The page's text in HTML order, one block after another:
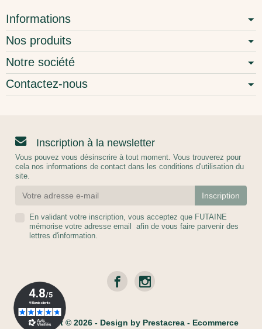
Informations
Nos produits
Notre société
Contactez-nous
Inscription à la newsletter
Vous pouvez vous désinscrire à tout moment. Vous trouverez pour
cela nos informations de contact dans les conditions d'utilisation du
site.
En validant votre inscription, vous acceptez que FUTAINE
mémorise votre adresse email afin de vous faire parvenir des
lettres d'information.
Copyright © 2026 - Design by Prestacrea - Ecommerce